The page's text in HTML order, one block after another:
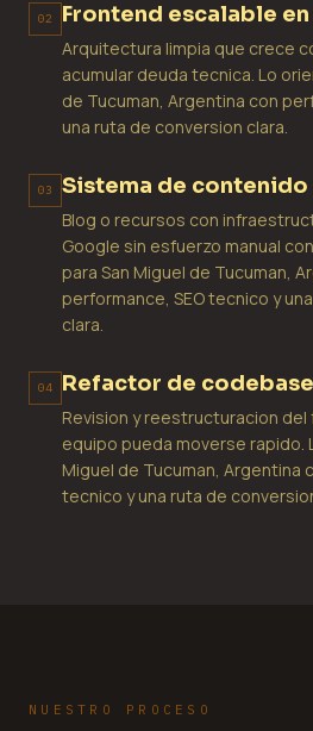
02 Frontend escalable
Arquitectura limpia que crece
acumular deuda tecnica. Lo
de Tucuman, Argentina con
una ruta de conversion clara.
03 Sistema de contenido
Blog o recursos con
Google sin esfuerzo manual
para San Miguel de Tucuman,
performance, SEO tecnico y
clara.
04 Refactor de
Revision y reestructuracion
equipo pueda moverse rapido.
Miguel de Tucuman, Argentina
tecnico y una ruta de
NUESTRO PROCESO